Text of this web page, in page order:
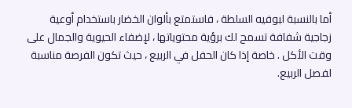
أما بالنسبة لبوفيه السلطة ، فاستمتع بألوان الخضار باستخدام أوعية
زجاجية شفافة تسمح لك برؤية محتوياتها ، لإضفاء الحيوية والجمال على
وقت الأكل . خاصة إذا كان الحفل في الربيع ، حيث تكون الفرصة مناسبة
لفصل الربيع.